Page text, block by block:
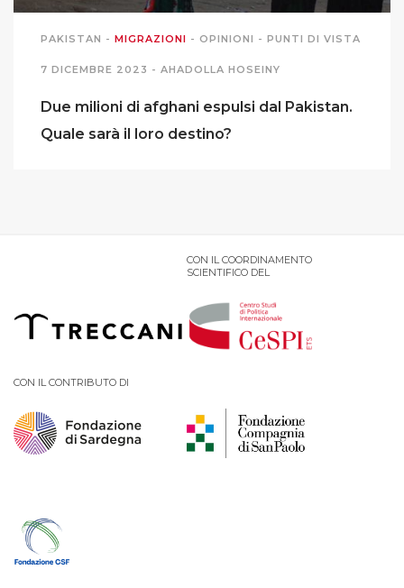
PAKISTAN - MIGRAZIONI - OPINIONI - PUNTI DI VISTA
7 DICEMBRE 2023 - AHADOLLA HOSEINY
Due milioni di afghani espulsi dal Pakistan.
Quale sarà il loro destino?
CON IL COORDINAMENTO
SCIENTIFICO DEL
CON IL CONTRIBUTO DI